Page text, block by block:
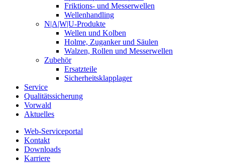
Friktions- und Messerwellen
Wellenhandling
N|A|W|U-Produkte
Wellen und Kolben
Holme, Zuganker und Säulen
Walzen, Rollen und Messerwellen
Zubehör
Ersatzteile
Sicherheitsklapplager
Service
Qualitätssicherung
Vorwald
Aktuelles
Web-Serviceportal
Kontakt
Downloads
Karriere